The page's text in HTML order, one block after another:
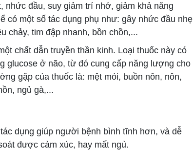
nhức đầu, suy giảm trí nhớ, giảm khả năng
có một số tác dụng phụ như: gây nhức đầu nhẹ
chảy, tim đập nhanh, bồn chồn,...
chất dẫn truyền thần kinh. Loại thuốc này có
glucose ở não, từ đó cung cấp năng lượng cho
gặp của thuốc là: mệt mỏi, buồn nôn, nôn,
ngủ gà,...
dụng giúp người bệnh bình tĩnh hơn, và dễ
được cảm xúc, hay mất ngủ.